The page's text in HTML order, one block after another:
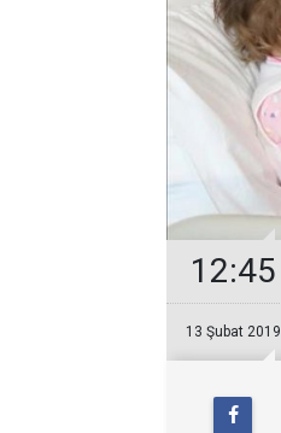
12:45
13 Şubat 2019